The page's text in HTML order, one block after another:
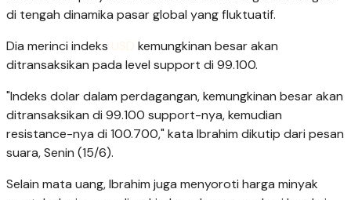
di tengah dinamika pasar global yang fluktuatif.
Dia merinci indeks USD kemungkinan besar akan
ditransaksikan pada level support di 99.100.
"Indeks dolar dalam perdagangan, kemungkinan besar akan
ditransaksikan di 99.100 support-nya, kemudian
resistance-nya di 100.700," kata Ibrahim dikutip dari pesan
suara, Senin (15/6).
Selain mata uang, Ibrahim juga menyoroti harga minyak